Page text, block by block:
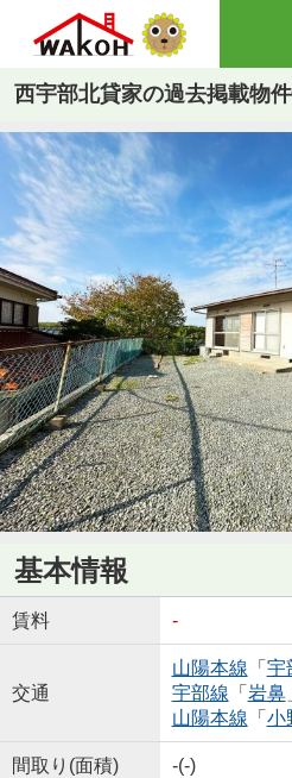
西宇部北貸家の過去掲載物
基本情報
賃料 -
交通
山陽本線 「 宇
宇部線 「 岩鼻
山陽本線 「 小
間取り(面積) -(-)